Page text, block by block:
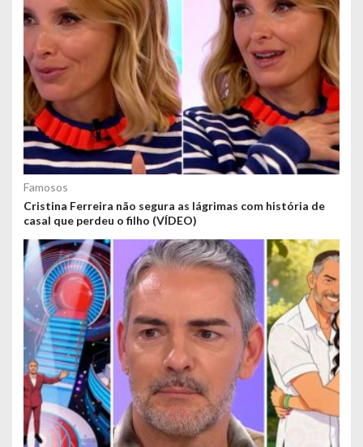
Famosos
Cristina Ferreira não segura as lágrimas com história de
casal que perdeu o filho (VÍDEO)